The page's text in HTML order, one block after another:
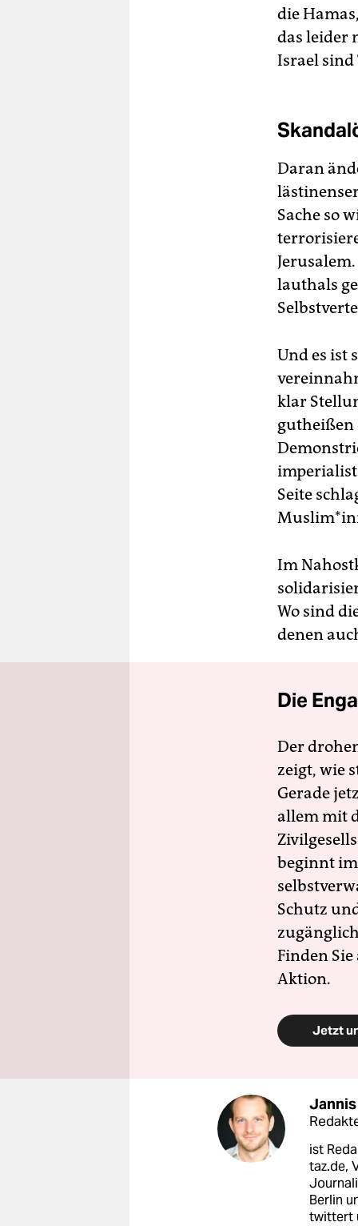
die
das leider
Israel sind
Daran
Sache so
lauthals
Und es ist
klar
gutheißen
Seite
Im
Wo sind
denen
Die
Der
zeigt, wie
Gerade
allem mit
beginnt
Schutz
Finden
Aktion.
Jetzt
Jannis
ist
taz.de,
Berlin
twittert